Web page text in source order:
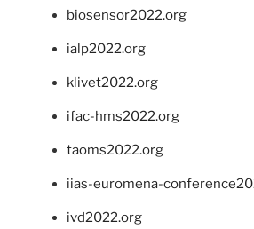
biosensor2022.org
ialp2022.org
klivet2022.org
ifac-hms2022.org
taoms2022.org
iias-euromena-
ivd2022.org